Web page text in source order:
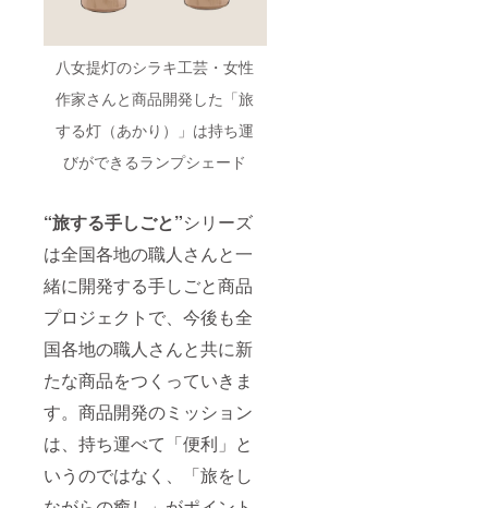
八女提灯のシラキ工芸・女性
作家さんと商品開発した「旅
する灯（あかり）」は持ち運
びができるランプシェード
“旅する手しごと”シリーズ
は全国各地の職人さんと一
緒に開発する手しごと商品
プロジェクトで、今後も全
国各地の職人さんと共に新
たな商品をつくっていきま
す。商品開発のミッション
は、持ち運べて「便利」と
いうのではなく、「旅をし